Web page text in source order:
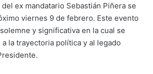
ex mandatario Sebastián Piñera se
viernes 9 de febrero. Este evento
y significativa en la cual se
la trayectoria política y al legado